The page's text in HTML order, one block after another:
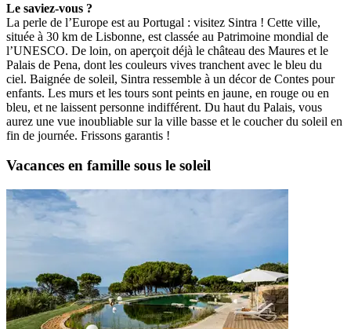
Le saviez-vous ?
La perle de l’Europe est au Portugal : visitez Sintra ! Cette ville,
située à 30 km de Lisbonne, est classée au Patrimoine mondial de
l’UNESCO. De loin, on aperçoit déjà le château des Maures et le
Palais de Pena, dont les couleurs vives tranchent avec le bleu du
ciel. Baignée de soleil, Sintra ressemble à un décor de Contes pour
enfants. Les murs et les tours sont peints en jaune, en rouge ou en
bleu, et ne laissent personne indifférent. Du haut du Palais, vous
aurez une vue inoubliable sur la ville basse et le coucher du soleil en
fin de journée. Frissons garantis !
Vacances en famille sous le soleil